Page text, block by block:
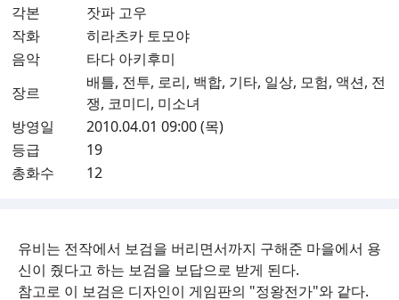
각본
잣파 고우
작화
히라츠카 토모야
음악
타다 아키후미
장르
배틀, 전투, 로리, 백합, 기타, 일상, 모험, 액션, 전
쟁, 코미디, 미소녀
방영일
2010.04.01 09:00 (목)
등급
19
총화수
12
유비는 전작에서 보검을 버리면서까지 구해준 마을에서 용
신이 줬다고 하는 보검을 보답으로 받게 된다.
참고로 이 보검은 디자인이 게임판의 "정왕전가"와 같다.